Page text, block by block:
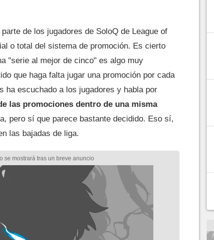
de los jugadores de SoloQ de League of
o total del sistema de promoción. Es cierto
"serie al mejor de cinco" es algo muy
que haga falta jugar una promoción por cada
ha escuchado a los jugadores y habla por
las promociones dentro de una misma
pero sí que parece bastante decidido. Eso sí,
las bajadas de liga.